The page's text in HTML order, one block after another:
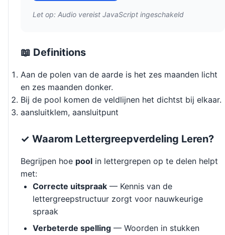
Let op: Audio vereist JavaScript ingeschakeld
📖 Definitions
Aan de polen van de aarde is het zes maanden licht
en zes maanden donker.
Bij de pool komen de veldlijnen het dichtst bij elkaar.
aansluitklem, aansluitpunt
✓ Waarom Lettergreepverdeling Leren?
Begrijpen hoe pool in lettergrepen op te delen helpt
met:
Correcte uitspraak — Kennis van de
lettergreepstructuur zorgt voor nauwkeurige
spraak
Verbeterde spelling — Woorden in stukken